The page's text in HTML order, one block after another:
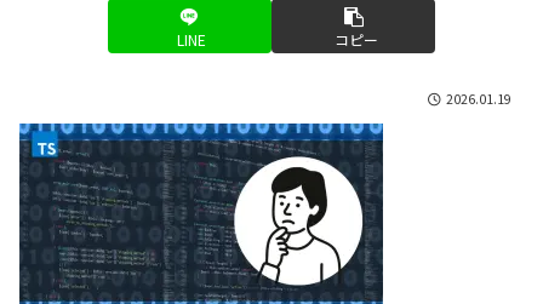
LINE コピー
2026.01.19